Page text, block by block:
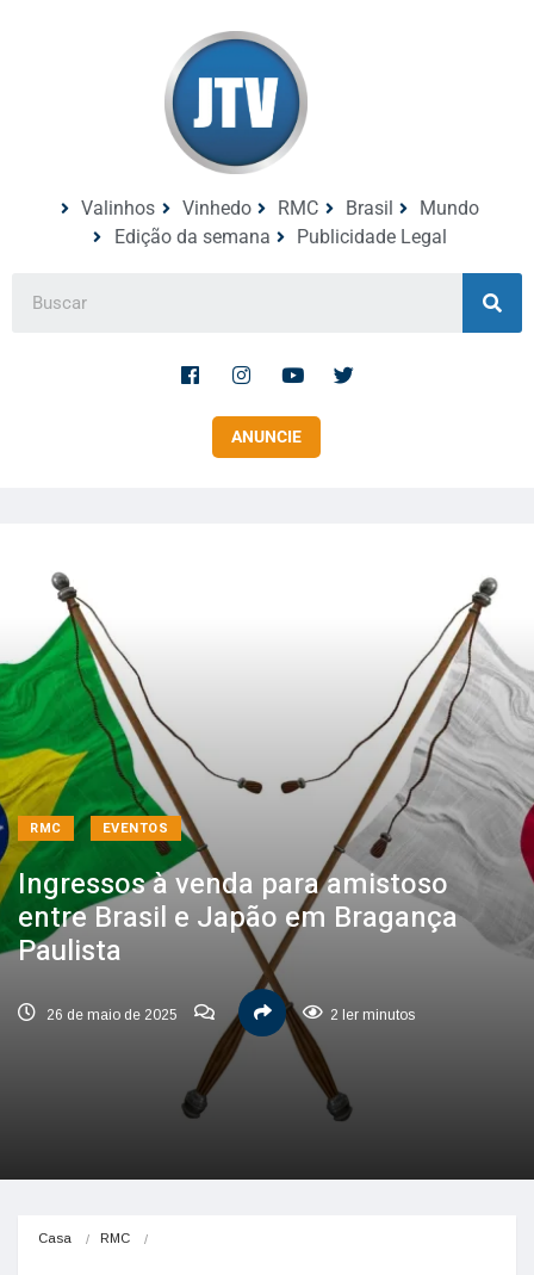
Valinhos Vinhedo RMC Brasil
Mundo
Edição da semana
Publicidade Legal
ANUNCIE
RMC EVENTOS
Ingressos à venda para amistoso
entre Brasil e Japão em Bragança
Paulista
26 de maio de 2025 2 ler minutos
Casa RMC